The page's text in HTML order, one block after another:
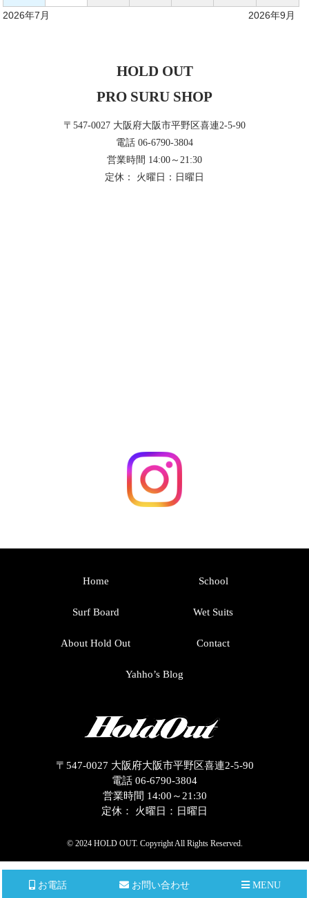
2026年7月 2026年9月
HOLD OUT
PRO SURU SHOP
〒547-0027 大阪府大阪市平野区喜連2-5-90
電話 06-6790-3804
営業時間 14:00～21:30
定休： 火曜日：日曜日
Home School
Surf Board Wet Suits
About Hold Out Contact
Yahho’s Blog
〒547-0027 大阪府大阪市平野区喜連2-5-90
電話 06-6790-3804
営業時間 14:00～21:30
定休： 火曜日：日曜日
© 2024 HOLD OUT. Copyright All Rights Reserved.
お電話 お問い合わせ MENU